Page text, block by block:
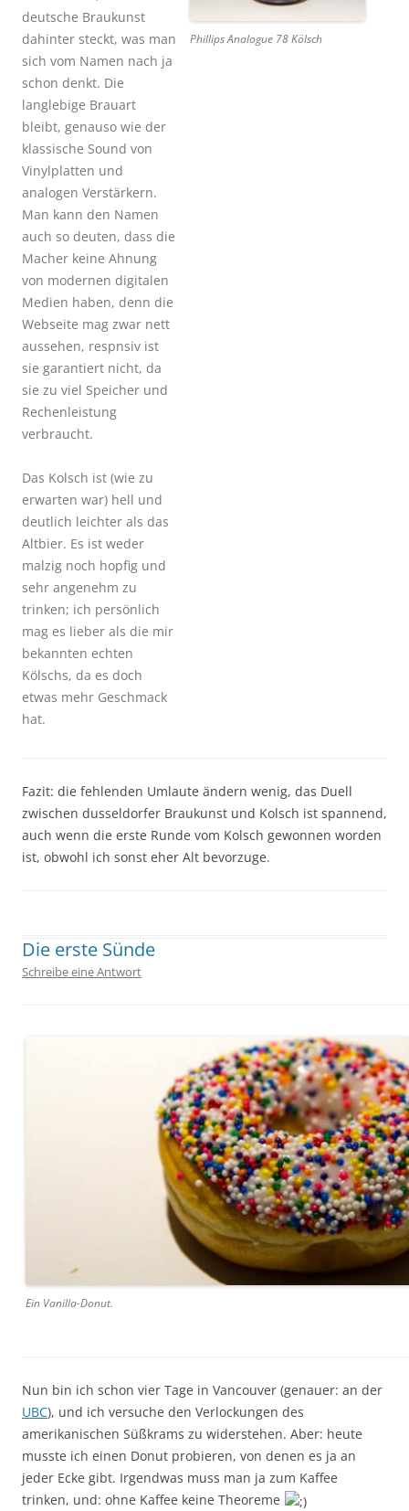
deutsche Braukunst
dahinter steckt, was man
sich vom Namen nach ja
schon denkt. Die
langlebige Brauart
bleibt, genauso wie der
klassische Sound von
Vinylplatten und
analogen Verstärkern.
Man kann den Namen
auch so deuten, dass die
Macher keine Ahnung
von modernen digitalen
Medien haben, denn die
Webseite mag zwar nett
aussehen, respnsiv ist
sie garantiert nicht, da
sie zu viel Speicher und
Rechenleistung
verbraucht.
Das Kolsch ist (wie zu
erwarten war) hell und
deutlich leichter als das
Altbier. Es ist weder
malzig noch hopfig und
sehr angenehm zu
trinken; ich persönlich
mag es lieber als die mir
bekannten echten
Kölschs, da es doch
etwas mehr Geschmack
hat.
Phillips Analogue 78 Kölsch
Fazit: die fehlenden Umlaute ändern wenig, das Duell
zwischen dusseldorfer Braukunst und Kolsch ist spannend,
auch wenn die erste Runde vom Kolsch gewonnen worden
ist, obwohl ich sonst eher Alt bevorzuge.
Die erste Sünde
Schreibe eine Antwort
Ein Vanilla-Donut.
Nun bin ich schon vier Tage in Vancouver (genauer: an der
UBC), und ich versuche den Verlockungen des
amerikanischen Süßkrams zu widerstehen. Aber: heute
musste ich einen Donut probieren, von denen es ja an
jeder Ecke gibt. Irgendwas muss man ja zum Kaffee
trinken, und: ohne Kaffee keine Theoreme